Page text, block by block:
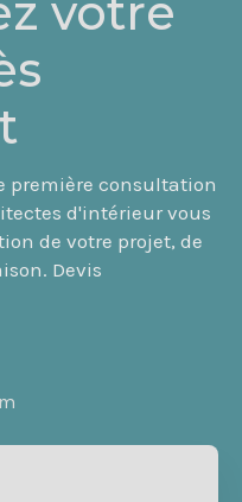
votre
première consultation
d'intérieur vous
de votre projet, de
Devis